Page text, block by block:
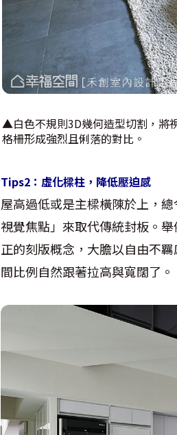
▲白色不規則3D幾何造型切割，將
格柵形成強烈且俐落的對比。
Tips2：虛化樑柱，降低壓迫感
屋高過低或是主樑橫陳於上，
視覺焦點」來取代傳統封板。
正的刻版概念，大膽以自由不
間比例自然跟著拉高與寬闊了。